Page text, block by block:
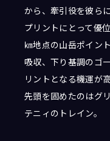
から、牽引役を彼ら
プリントにとって優
㎞地点の山岳ポイン
吸収、下り基調のゴ
リントとなる機運が
先頭を固めたのはグ
テニィのトレイン。